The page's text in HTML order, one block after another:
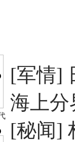
[军情]
海上分
[秘闻]